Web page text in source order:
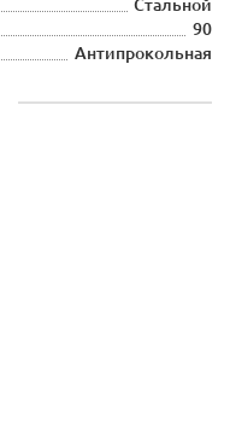
Стальной
90
Антипрокольная